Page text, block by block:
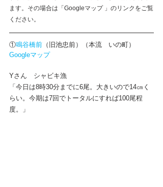
ます。その場合は「Googleマップ 」のリンクをご覧
ください。
①鳴谷橋前 （旧池忠前）（本流　いの町）
Googleマップ
Yさん　シャビキ漁
「今日は8時30分までに6尾。大きいので14㎝く
らい。今期は7回でトータルにすれば100尾程
度。」